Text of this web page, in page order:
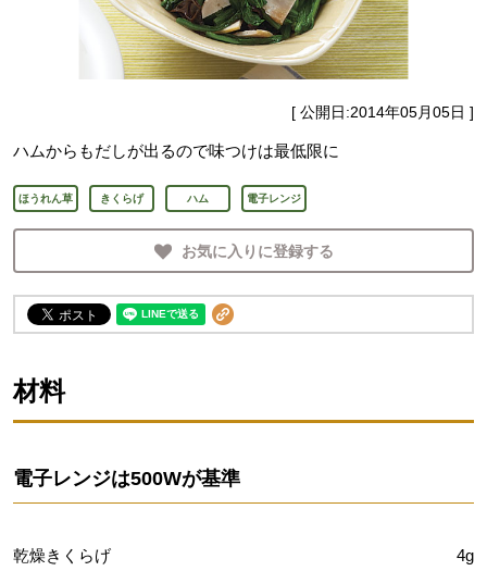
[ 公開日:2014年05月05日 ]
ハムからもだしが出るので味つけは最低限に
ほうれん草 きくらげ ハム 電子レンジ
お気に入りに登録する
材料
電子レンジは500Wが基準
乾燥きくらげ 4g